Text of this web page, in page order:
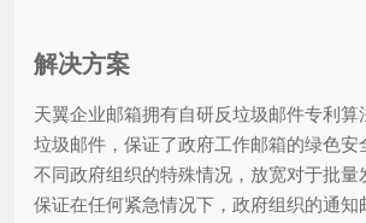
解决方案
天翼企业邮箱拥有自研反垃圾邮件专利算
垃圾邮件，保证了政府工作邮箱的绿色安
不同政府组织的特殊情况，放宽对于批量
保证在任何紧急情况下，政府组织的通知